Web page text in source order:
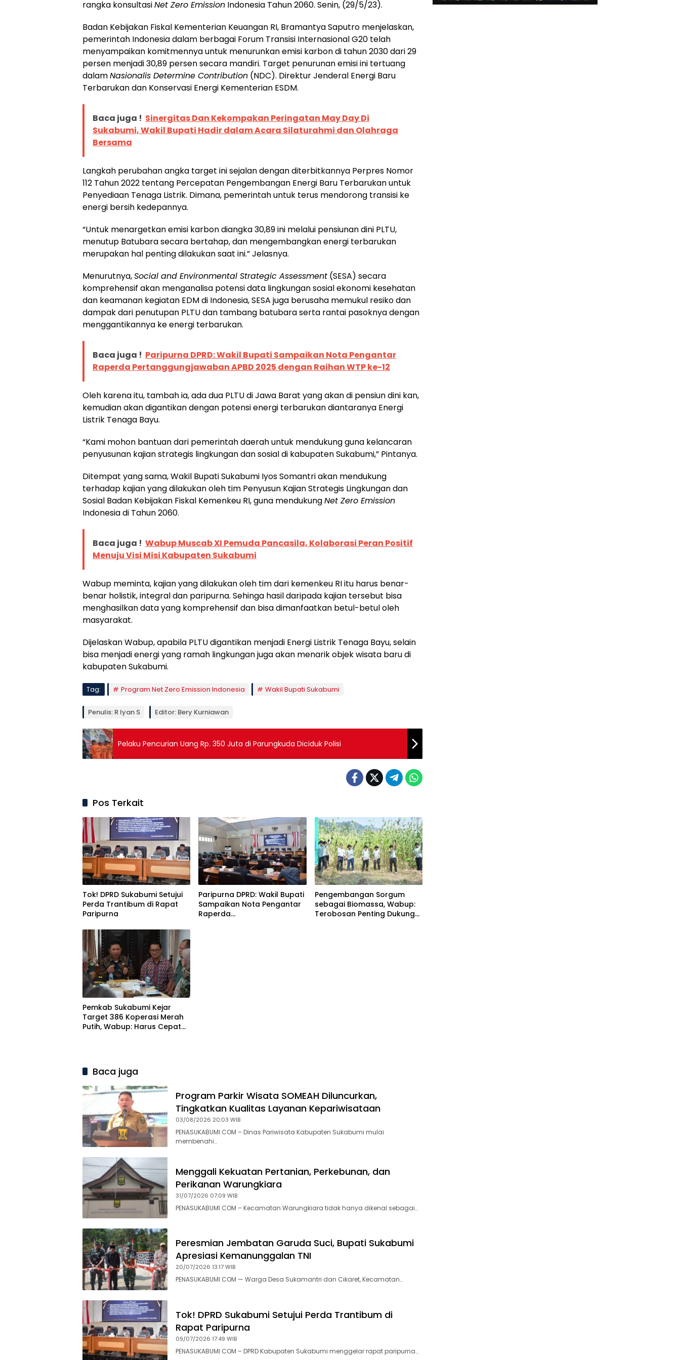
rangka konsultasiNet Zero Emission Indonesia Tahun 2060. Senin, (29/5/23).
Badan Kebijakan Fiskal Kementerian Keuangan RI, Bramantya Saputro menjelaskan,
pemerintah Indonesia dalam berbagai Forum Transisi Internasional G20 telah
menyampaikan komitmennya untuk menurunkan emisi karbon di tahun 2030 dari 29
persen menjadi 30,89 persen secara mandiri. Target penurunan emisi ini tertuang
dalamNasionalis Determine Contribution (NDC). Direktur Jenderal Energi Baru
Terbarukan dan Konservasi Energi Kementerian ESDM.
Baca juga ! Sinergitas Dan Kekompakan Peringatan May Day Di
Sukabumi, Wakil Bupati Hadir dalam Acara Silaturahmi dan Olahraga
Bersama
Langkah perubahan angka target ini sejalan dengan diterbitkannya Perpres Nomor
112 Tahun 2022 tentang Percepatan Pengembangan Energi Baru Terbarukan untuk
Penyediaan Tenaga Listrik. Dimana, pemerintah untuk terus mendorong transisi ke
energi bersih kedepannya.
“Untuk menargetkan emisi karbon diangka 30,89 ini melalui pensiunan dini PLTU,
menutup Batubara secara bertahap, dan mengembangkan energi terbarukan
merupakan hal penting dilakukan saat ini.” Jelasnya.
Menurutnya,Social and Environmental Strategic Assessment (SESA) secara
komprehensif akan menganalisa potensi data lingkungan sosial ekonomi kesehatan
dan keamanan kegiatan EDM di Indonesia, SESA juga berusaha memukul resiko dan
dampak dari penutupan PLTU dan tambang batubara serta rantai pasoknya dengan
menggantikannya ke energi terbarukan.
Baca juga ! Paripurna DPRD: Wakil Bupati Sampaikan Nota Pengantar
Raperda Pertanggungjawaban APBD 2025 dengan Raihan WTP ke-12
Oleh karena itu, tambah ia, ada dua PLTU di Jawa Barat yang akan di pensiun dini kan,
kemudian akan digantikan dengan potensi energi terbarukan diantaranya Energi
Listrik Tenaga Bayu.
“Kami mohon bantuan dari pemerintah daerah untuk mendukung guna kelancaran
penyusunan kajian strategis lingkungan dan sosial di kabupaten Sukabumi,” Pintanya.
Ditempat yang sama, Wakil Bupati Sukabumi Iyos Somantri akan mendukung
terhadap kajian yang dilakukan oleh tim Penyusun Kajian Strategis Lingkungan dan
Sosial Badan Kebijakan Fiskal Kemenkeu RI, guna mendukungNet Zero Emission
Indonesia di Tahun 2060.
Baca juga ! Wabup Muscab XI Pemuda Pancasila, Kolaborasi Peran Positif
Menuju Visi Misi Kabupaten Sukabumi
Wabup meminta, kajian yang dilakukan oleh tim dari kemenkeu RI itu harus benar-
benar holistik, integral dan paripurna. Sehinga hasil daripada kajian tersebut bisa
menghasilkan data yang komprehensif dan bisa dimanfaatkan betul-betul oleh
masyarakat.
Dijelaskan Wabup, apabila PLTU digantikan menjadi Energi Listrik Tenaga Bayu, selain
bisa menjadi energi yang ramah lingkungan juga akan menarik objek wisata baru di
kabupaten Sukabumi.
Tag: Program Net Zero Emission Indonesia Wakil Bupati Sukabumi
Penulis: R Iyan S Editor: Bery Kurniawan
Pelaku Pencurian Uang Rp. 350 Juta di Parungkuda Diciduk Polisi
Pos Terkait
Tok! DPRD Sukabumi Setujui
Perda Trantibum di Rapat
Paripurna
Paripurna DPRD: Wakil Bupati
Sampaikan Nota Pengantar
Raperda
Pengembangan Sorgum
sebagai Biomassa, Wabup:
Terobosan Penting Dukung
Pemkab Sukabumi Kejar
Target 386 Koperasi Merah
Putih, Wabup: Harus Cepat
Baca juga
Program Parkir Wisata SOMEAH Diluncurkan,
Tingkatkan Kualitas Layanan Kepariwisataan
03/08/2026 20:03 WIB
PENASUKABUMI.COM – Dinas Pariwisata Kabupaten Sukabumi mulai
membenahi…
Menggali Kekuatan Pertanian, Perkebunan, dan
Perikanan Warungkiara
31/07/2026 07:09 WIB
PENASUKABUMI.COM – Kecamatan Warungkiara tidak hanya dikenal sebagai…
Peresmian Jembatan Garuda Suci, Bupati Sukabumi
Apresiasi Kemanunggalan TNI
20/07/2026 13:17 WIB
PENASUKABUMI.COM — Warga Desa Sukamantri dan Cikaret, Kecamatan…
Tok! DPRD Sukabumi Setujui Perda Trantibum di
Rapat Paripurna
09/07/2026 17:49 WIB
PENASUKABUMI.COM – DPRD Kabupaten Sukabumi menggelar rapat paripurna…